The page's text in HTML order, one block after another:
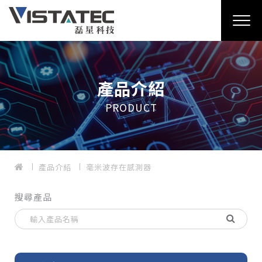
產品介紹
PRODUCT
產品介紹 毫米波存在感測器
搜尋產品